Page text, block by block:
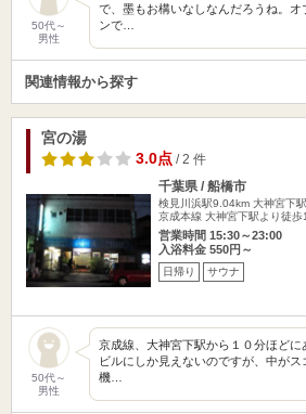
50代～
男性
で、墨もお構いなしなんだろうね。
ンで…
関連情報から探す
宮の湯
3.0点/ 2 件
千葉県 / 船橋市
検見川浜駅9.04km 大神宮下
京成本線 大神宮下駅より徒歩
営業時間 15:30～23:00
入浴料金 550円～
日帰り サウナ
50代～
男性
京成線、大神宮下駅から１０分ほど
ビルにしか見えないのですが、中が
機…